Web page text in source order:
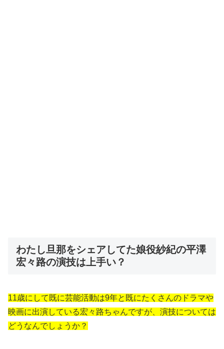
わたし旦那をシェアしてた娘役紗紀の平澤
宏々路の演技は上手い？
11歳にして既に芸能活動は9年と既にたくさんのドラマや
映画に出演している宏々路ちゃんですが、演技については
どうなんでしょうか？